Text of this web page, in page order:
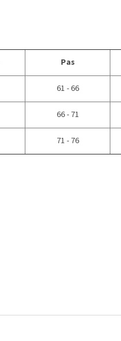
Pas
61 - 66
66 - 71
71 - 76